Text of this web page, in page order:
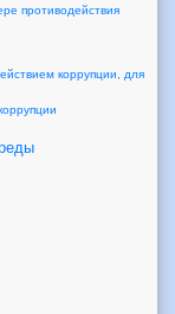
противодействия
коррупции, для